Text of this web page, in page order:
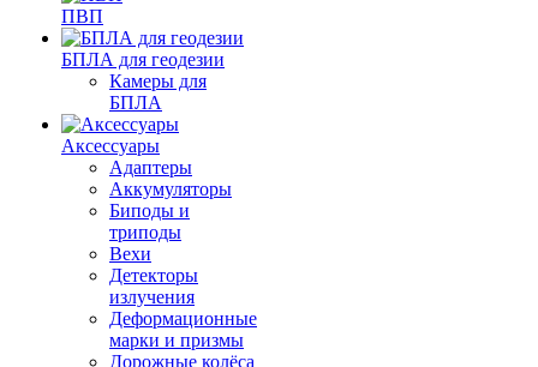
ПВП
БПЛА для геодезии
Камеры для
БПЛА
Аксессуары
Адаптеры
Аккумуляторы
Биподы и
триподы
Вехи
Детекторы
излучения
Деформационные
марки и призмы
Дорожные колёса